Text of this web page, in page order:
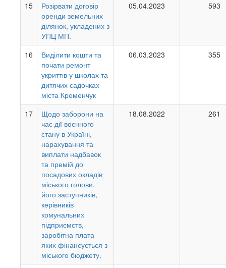
15
Розірвати договір
оренди земельних
ділянок, укладених з
УПЦ МП.
05.04.2023 593
16
Виділити кошти та
почати ремонт
укриттів у школах та
дитячих садочках
міста Кременчук
06.03.2023 355
17
Щодо заборони на
час дії воєнного
стану в Україні,
нарахування та
виплати надбавок
та премій до
посадових окладів
міського голови,
його заступників,
керівників
комунальних
підприємств,
заробітна плата
яких фінансується з
міського бюджету.
18.08.2022 261